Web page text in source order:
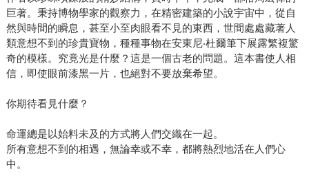
巨著。秉持博物學家的觀察力，在精密建築的小說宇宙中，從自
然與時間的瞬息，甚至小至肉眼看不見的東西，世間處處藏著人
類意想不到的珍貴寶物，種種事物在安東尼‧杜爾筆下展露繁複驚
奇的模樣。究竟光是什麼？這是一個古老的問題。這本書使人相
信，即使眼前漆黑一片，也絕對不要放棄希望。
你期待看見什麼？
命運總是以始料未及的方式將人們交織在一起。
所有意想不到的相遇，無論幸或不幸，都將熱烈地活在人們心
中。